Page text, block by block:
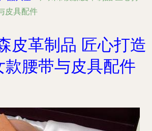
皮具配件
皮革制品 匠心打造
款腰带与皮具配件